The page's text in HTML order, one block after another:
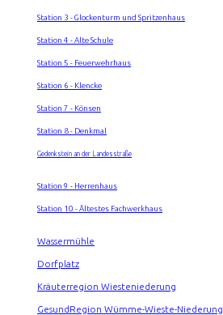
Station 3 - Glockenturm und Spritzenhaus
Station 4 - Alte Schule
Station 5 - Feuerwehrhaus
Station 6 - Klencke
Station 7 - Könsen
Station 8 - Denkmal
Gedenkstein an der Landesstraße
Station 9 - Herrenhaus
Station 10 - Ältestes Fachwerkhaus
Wassermühle
Dorfplatz
Kräuterregion Wiesteniederung
GesundRegion Wümme-Wieste-Niederung